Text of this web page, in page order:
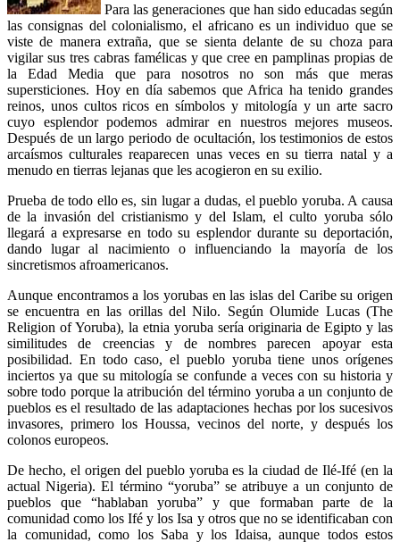
Para las generaciones que han sido educadas según
las consignas del colonialismo, el africano es un individuo que se
viste de manera extraña, que se sienta delante de su choza para
vigilar sus tres cabras famélicas y que cree en pamplinas propias de
la Edad Media que para nosotros no son más que meras
supersticiones. Hoy en día sabemos que Africa ha tenido grandes
reinos, unos cultos ricos en símbolos y mitología y un arte sacro
cuyo esplendor podemos admirar en nuestros mejores museos.
Después de un largo periodo de ocultación, los testimonios de estos
arcaísmos culturales reaparecen unas veces en su tierra natal y a
menudo en tierras lejanas que les acogieron en su exilio.
Prueba de todo ello es, sin lugar a dudas, el pueblo yoruba. A causa
de la invasión del cristianismo y del Islam, el culto yoruba sólo
llegará a expresarse en todo su esplendor durante su deportación,
dando lugar al nacimiento o influenciando la mayoría de los
sincretismos afroamericanos.
Aunque encontramos a los yorubas en las islas del Caribe su origen
se encuentra en las orillas del Nilo. Según Olumide Lucas (The
Religion of Yoruba), la etnia yoruba sería originaria de Egipto y las
similitudes de creencias y de nombres parecen apoyar esta
posibilidad. En todo caso, el pueblo yoruba tiene unos orígenes
inciertos ya que su mitología se confunde a veces con su historia y
sobre todo porque la atribución del término yoruba a un conjunto de
pueblos es el resultado de las adaptaciones hechas por los sucesivos
invasores, primero los Houssa, vecinos del norte, y después los
colonos europeos.
De hecho, el origen del pueblo yoruba es la ciudad de Ilé-Ifé (en la
actual Nigeria). El término “yoruba” se atribuye a un conjunto de
pueblos que “hablaban yoruba” y que formaban parte de la
comunidad como los Ifé y los Isa y otros que no se identificaban con
la comunidad, como los Saba y los Idaisa, aunque todos estos